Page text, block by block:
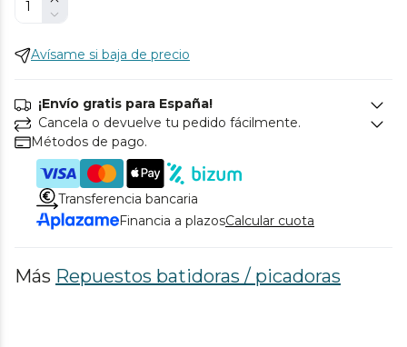
Avísame si baja de precio
¡Envío gratis para España!
Cancela o devuelve tu pedido fácilmente.
Métodos de pago.
Transferencia bancaria
Financia a plazosCalcular cuota
Más Repuestos batidoras / picadoras